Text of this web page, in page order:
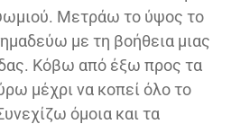
Μετράω το ύψος το
με τη βοήθεια μιας
Κόβω από έξω προς τα
μέχρι να κοπεί όλο το
όμοια και τα